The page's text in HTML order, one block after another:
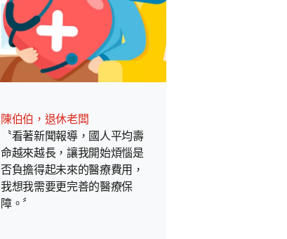
陳伯伯，退休老闆
〝看著新聞報導，國人平均壽
命越來越長，讓我開始煩惱是
否負擔得起未來的醫療費用，
我想我需要更完善的醫療保
障。〞